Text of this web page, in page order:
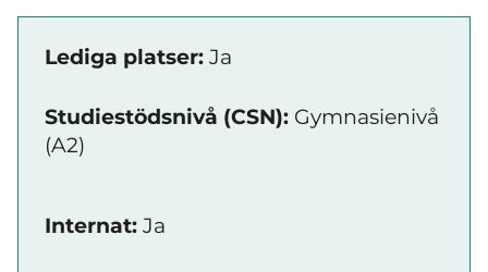
Lediga platser: Ja
Studiestödsnivå (CSN): Gymnasienivå
(A2)
Internat: Ja